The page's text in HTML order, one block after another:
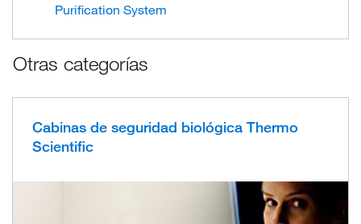
Purification System
Otras categorías
Cabinas de seguridad biológica Thermo
Scientific